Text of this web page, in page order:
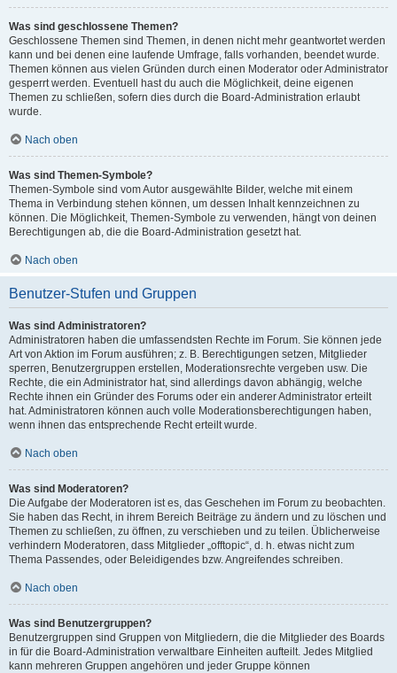
Was sind geschlossene Themen?
Geschlossene Themen sind Themen, in denen nicht mehr geantwortet werden
kann und bei denen eine laufende Umfrage, falls vorhanden, beendet wurde.
Themen können aus vielen Gründen durch einen Moderator oder Administrator
gesperrt werden. Eventuell hast du auch die Möglichkeit, deine eigenen
Themen zu schließen, sofern dies durch die Board-Administration erlaubt
wurde.
Nach oben
Was sind Themen-Symbole?
Themen-Symbole sind vom Autor ausgewählte Bilder, welche mit einem
Thema in Verbindung stehen können, um dessen Inhalt kennzeichnen zu
können. Die Möglichkeit, Themen-Symbole zu verwenden, hängt von deinen
Berechtigungen ab, die die Board-Administration gesetzt hat.
Nach oben
Benutzer-Stufen und Gruppen
Was sind Administratoren?
Administratoren haben die umfassendsten Rechte im Forum. Sie können jede
Art von Aktion im Forum ausführen; z. B. Berechtigungen setzen, Mitglieder
sperren, Benutzergruppen erstellen, Moderationsrechte vergeben usw. Die
Rechte, die ein Administrator hat, sind allerdings davon abhängig, welche
Rechte ihnen ein Gründer des Forums oder ein anderer Administrator erteilt
hat. Administratoren können auch volle Moderationsberechtigungen haben,
wenn ihnen das entsprechende Recht erteilt wurde.
Nach oben
Was sind Moderatoren?
Die Aufgabe der Moderatoren ist es, das Geschehen im Forum zu beobachten.
Sie haben das Recht, in ihrem Bereich Beiträge zu ändern und zu löschen und
Themen zu schließen, zu öffnen, zu verschieben und zu teilen. Üblicherweise
verhindern Moderatoren, dass Mitglieder „offtopic“, d. h. etwas nicht zum
Thema Passendes, oder Beleidigendes bzw. Angreifendes schreiben.
Nach oben
Was sind Benutzergruppen?
Benutzergruppen sind Gruppen von Mitgliedern, die die Mitglieder des Boards
in für die Board-Administration verwaltbare Einheiten aufteilt. Jedes Mitglied
kann mehreren Gruppen angehören und jeder Gruppe können